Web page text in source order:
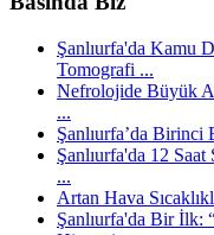
Şanlıurfa'da Kamu
Tomografi ...
Nefrolojide Büyük
...
Şanlıurfa’da Birinci
Şanlıurfa'da 12
...
Artan Hava
Şanlıurfa'da Bir İlk: